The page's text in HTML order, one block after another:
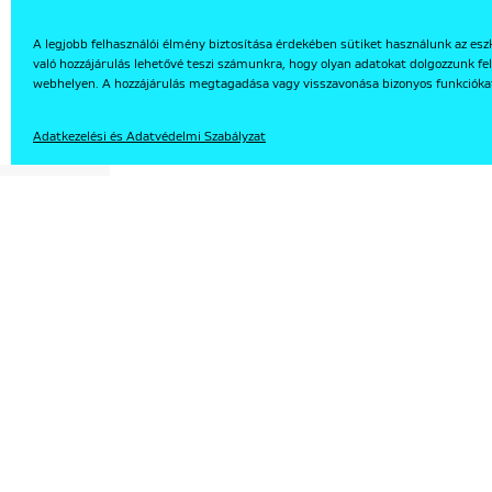
A legjobb felhasználói élmény biztosítása érdekében sütiket használunk az
való hozzájárulás lehetővé teszi számunkra, hogy olyan adatokat dolgozzunk
webhelyen. A hozzájárulás megtagadása vagy visszavonása bizonyos
Adatkezelési és Adatvédelmi Szabályzat
EN